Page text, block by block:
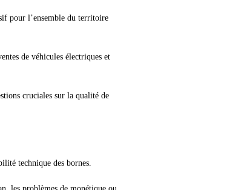
pour l’ensemble du territoire
de véhicules électriques et
cruciales sur la qualité de
technique des bornes.